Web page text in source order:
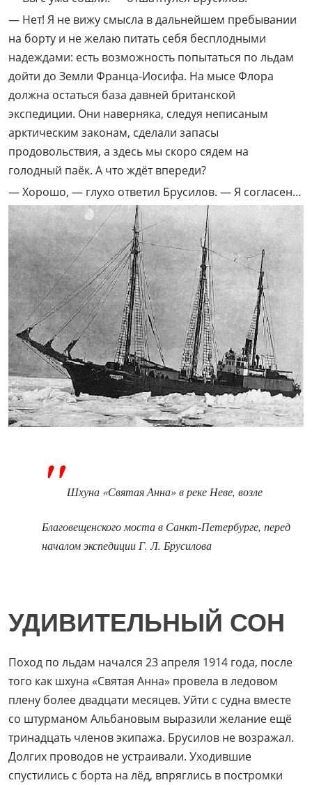
— Нет! Я не вижу смысла в дальнейшем пребывании
на борту и не желаю питать себя бесплодными
надеждами: есть возможность попытаться по льдам
дойти до Земли Франца-Иосифа. На мысе Флора
должна остаться база давней британской
экспедиции. Они наверняка, следуя неписаным
арктическим законам, сделали запасы
продовольствия, а здесь мы скоро сядем на
голодный паёк. А что ждёт впереди?
— Хорошо, — глухо ответил Брусилов. — Я согласен…
Шхуна «Святая Анна» в реке Неве, возле
Благовещенского моста в Санкт-Петербурге, перед
началом экспедиции Г. Л. Брусилова
УДИВИТЕЛЬНЫЙ СОН
Поход по льдам начался 23 апреля 1914 года, после
того как шхуна «Святая Анна» провела в ледовом
плену более двадцати месяцев. Уйти с судна вместе
со штурманом Альбановым выразили желание ещё
тринадцать членов экипажа. Брусилов не возражал.
Долгих проводов не устраивали. Уходившие
спустились с борта на лёд, впряглись в постромки